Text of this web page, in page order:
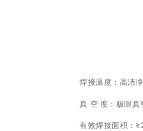
焊接温度：高洁净
真 空 度：极限真
有效焊接面积：